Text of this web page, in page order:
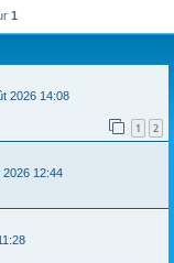
1
2026 14:08
1 2
2026 12:44